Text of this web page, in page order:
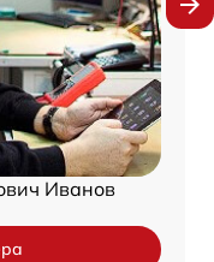
Иванов